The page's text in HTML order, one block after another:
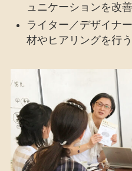
ュニケーションを改
ライター／デザイナ
材やヒアリングを行